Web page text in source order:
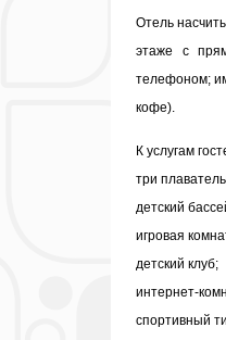
Отель
этаже с
телефоном;
кофе).
К услугам
три
детский
игровая
детский клуб;
интернет-
спортивный